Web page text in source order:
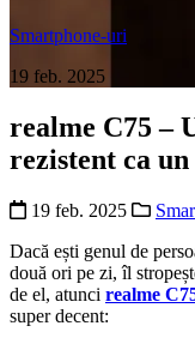
Smartphone-uri
19 feb. 2025
realme C75 –
rezistent ca
19 feb. 2025
Dacă ești genul de
două ori pe zi, îl
de el, atunci realme
super decent: